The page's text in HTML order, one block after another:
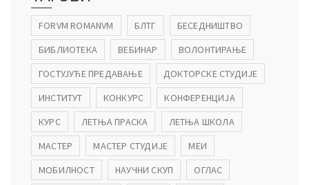
FORVM ROMANVM БЛТГ
БЕСЕДНИШТВО
БИБЛИОТЕКА
ВЕБИНАР
ВОЛОНТИРАЊЕ
ГОСТУЈУЋЕ ПРЕДАВАЊЕ
ДОКТОРСКЕ СТУДИЈЕ
ИНСТИТУТ
КОНКУРС
КОНФЕРЕНЦИЈА
КУРС
ЛЕТЊА ПРАСКА
ЛЕТЊА ШКОЛА
МАСТЕР
МАСТЕР СТУДИЈЕ
МЕИ
МОБИЛНОСТ
НАУЧНИ СКУП
ОГЛАС